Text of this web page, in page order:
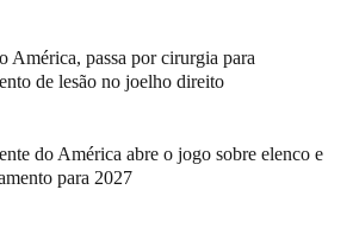
América, passa por cirurgia para
de lesão no joelho direito
do América abre o jogo sobre elenco e
para 2027